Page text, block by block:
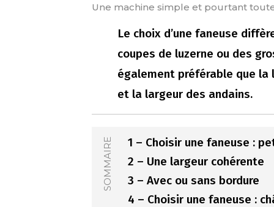
Une machine simple et pourtant
Le choix d’une faneuse
coupes de luzerne ou des
également préférable que la
et la largeur des andains.
SOMMAIRE
1 – Choisir une faneuse :
2 – Une largeur cohérente
3 – Avec ou sans bordure
4 – Choisir une faneuse :